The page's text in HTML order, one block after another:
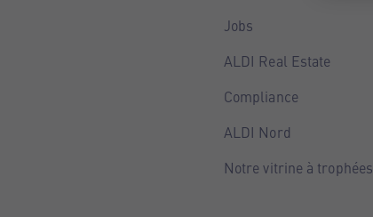
Jobs
ALDI Real Estate
Compliance
ALDI Nord
Notre vitrine à trophées